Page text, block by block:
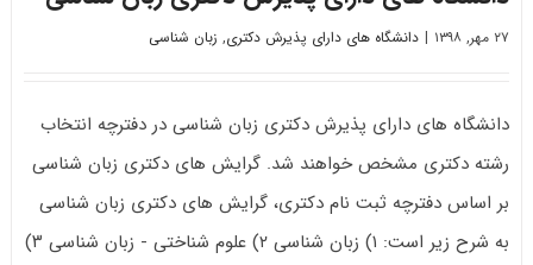
۲۷ مهر, ۱۳۹۸ | دانشگاه های دارای پذیرش دکتری, زبان شناسی
دانشگاه های دارای پذیرش دکتری زﺑﺎن ﺷﻨﺎسی در دفترچه انتخاب
رشته دکتری مشخص خواهند شد. گرایش های دکتری زﺑﺎن ﺷﻨﺎسی
بر اساس دفترچه ثبت نام دکتری، گرایش های دکتری زﺑﺎن ﺷﻨﺎسی
به شرح زیر است: ۱) زبان شناسی ۲) علوم شناختی - زبان شناسی ۳)